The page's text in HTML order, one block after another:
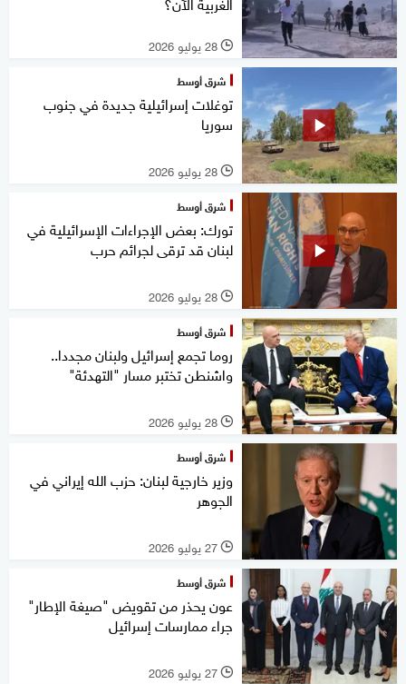
l 28 يوليو 2026
شرق أوسط
توغلات إسرائيلية جديدة في جنوب
سوريا
l 28 يوليو 2026
شرق أوسط
تورك: بعض الإجراءات الإسرائيلية في
لبنان قد ترقى لجرائم حرب
l 28 يوليو 2026
شرق أوسط
روما تجمع إسرائيل ولبنان مجددا..
واشنطن تختبر مسار "التهدئة"
l 28 يوليو 2026
شرق أوسط
وزير خارجية لبنان: حزب الله إيراني في
الجوهر
l 27 يوليو 2026
شرق أوسط
عون يحذر من تقويض "صيغة الإطار"
جراء ممارسات إسرائيل
l 27 يوليو 2026